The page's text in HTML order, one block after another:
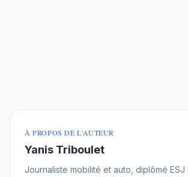
À PROPOS DE L'AUTEUR
Yanis Triboulet
Journaliste mobilité et auto, diplômé ESJ